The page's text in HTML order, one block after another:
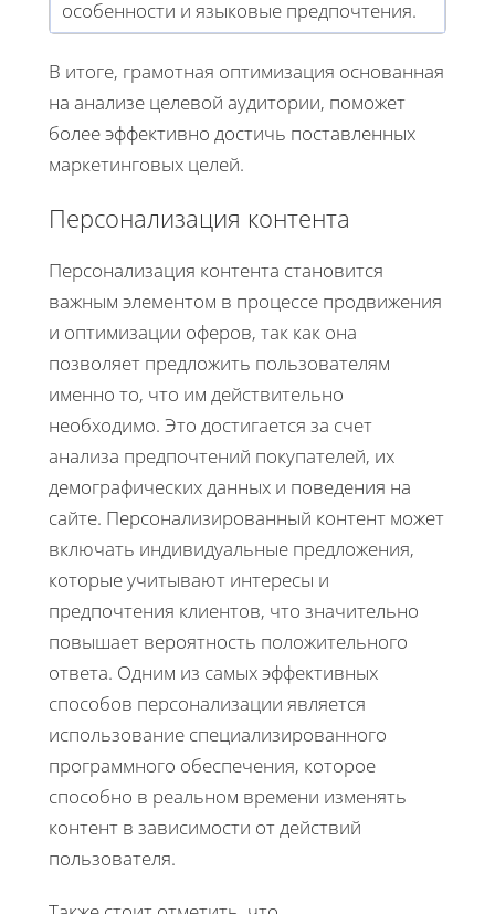
особенности и языковые предпочтения.
В итоге, грамотная оптимизация основанная
на анализе целевой аудитории, поможет
более эффективно достичь поставленных
маркетинговых целей.
Персонализация контента
Персонализация контента становится
важным элементом в процессе продвижения
и оптимизации оферов, так как она
позволяет предложить пользователям
именно то, что им действительно
необходимо. Это достигается за счет
анализа предпочтений покупателей, их
демографических данных и поведения на
сайте. Персонализированный контент может
включать индивидуальные предложения,
которые учитывают интересы и
предпочтения клиентов, что значительно
повышает вероятность положительного
ответа. Одним из самых эффективных
способов персонализации является
использование специализированного
программного обеспечения, которое
способно в реальном времени изменять
контент в зависимости от действий
пользователя.